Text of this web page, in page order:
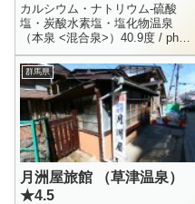
カルシウム・ナトリウム-硫酸
塩・炭酸水素塩・塩化物温泉
（本泉 <混合泉>）40.9度 / ph6.4
/ H9.7.18Na+ = 105 / K+ = 10.2 /
Mg++ =...
群馬県
月洲屋旅館 （草津温泉）
★4.5